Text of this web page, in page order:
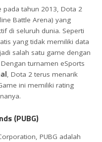
pada tahun 2013, Dota 2
Battle Arena) yang
di seluruh dunia. Seperti
yang tidak memiliki data
salah satu game dengan
turnamen eSports
, Dota 2 terus menarik
ini memiliki rating
(PUBG)
PUBG adalah